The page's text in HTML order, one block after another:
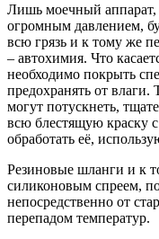
Лишь моечный аппарат,
огромным давлением,
всю грязь и к тому же
– автохимия. Что
необходимо покрыть
предохранять от
могут потускнеть,
всю блестящую краску
обработать её,
Резиновые шланги и к
силиконовым спреем,
непосредственно от
перепадом температур.